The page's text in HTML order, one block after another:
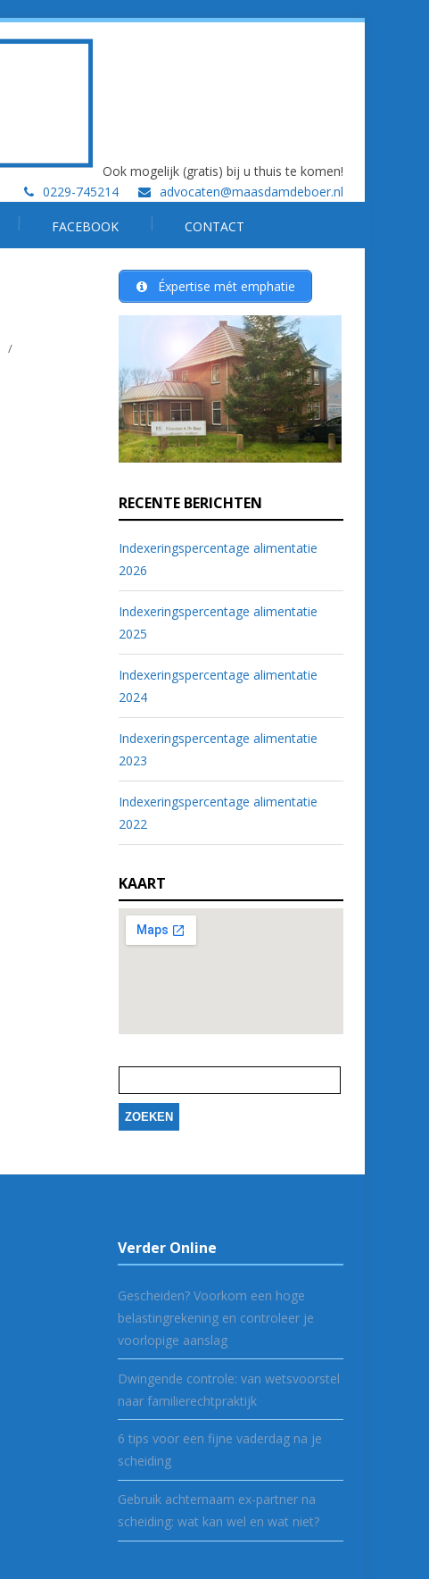
Ook mogelijk (gratis) bij u thuis te komen!
0229-745214
advocaten@maasdamdeboer.nl
FACEBOOK CONTACT
/
Éxpertise mét emphatie
RECENTE BERICHTEN
Indexeringspercentage alimentatie
2026
Indexeringspercentage alimentatie
2025
Indexeringspercentage alimentatie
2024
Indexeringspercentage alimentatie
2023
Indexeringspercentage alimentatie
2022
KAART
naar:
Verder Online
Gescheiden? Voorkom een hoge
belastingrekening en controleer je
voorlopige aanslag
Dwingende controle: van wetsvoorstel
naar familierechtpraktijk
6 tips voor een fijne vaderdag na je
scheiding
Gebruik achternaam ex-partner na
scheiding: wat kan wel en wat niet?